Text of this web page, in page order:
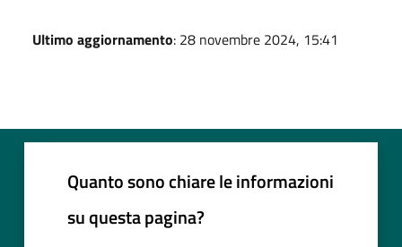
Ultimo aggiornamento: 28 novembre 2024, 15:41
Quanto sono chiare le informazioni
su questa pagina?